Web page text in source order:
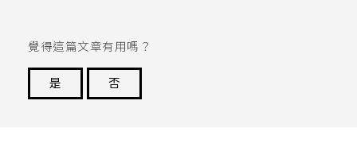
覺得這篇文章有用嗎？
是
否